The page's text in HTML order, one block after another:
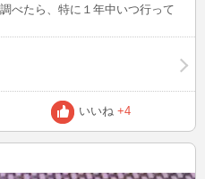
べたら、特に１年中いつ行って
いいね +4